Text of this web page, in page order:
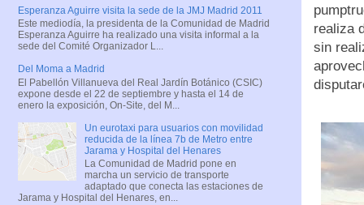
realiza
sin
Esperanza Aguirre visita la sede de la JMJ Madrid 2011
Este mediodía, la presidenta de la Comunidad de Madrid
Esperanza Aguirre ha realizado una visita informal a la
sede del Comité Organizador L...
Del Moma a Madrid
El Pabellón Villanueva del Real Jardín Botánico (CSIC)
expone desde el 22 de septiembre y hasta el 14 de
enero la exposición, On-Site, del M...
Un eurotaxi para usuarios con movilidad
reducida de la línea 7b de Metro entre
Jarama y Hospital del Henares
La Comunidad de Madrid pone en
marcha un servicio de transporte
adaptado que conecta las estaciones de
Jarama y Hospital del Henares, en...